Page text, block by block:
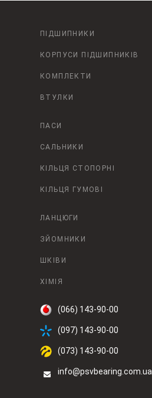
ПІДШИПНИКИ
КОРПУСИ ПІДШИПНИКІВ
КОМПЛЕКТИ
ВТУЛКИ
ПАСИ
САЛЬНИКИ
КІЛЬЦЯ СТОПОРНІ
КІЛЬЦЯ ГУМОВІ
ЛАНЦЮГИ
ЗЙОМНИКИ
ШКІВИ
ХІМІЯ
(066) 143-90-00
(097) 143-90-00
(073) 143-90-00
info@psvbearing.com.ua